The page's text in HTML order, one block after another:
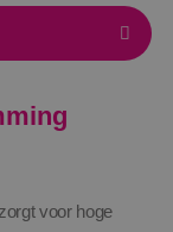
voor hoge